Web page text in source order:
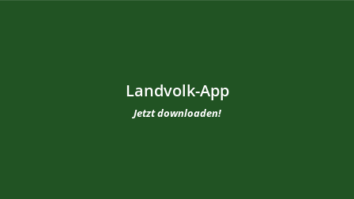
Landvolk-App
Jetzt downloaden!